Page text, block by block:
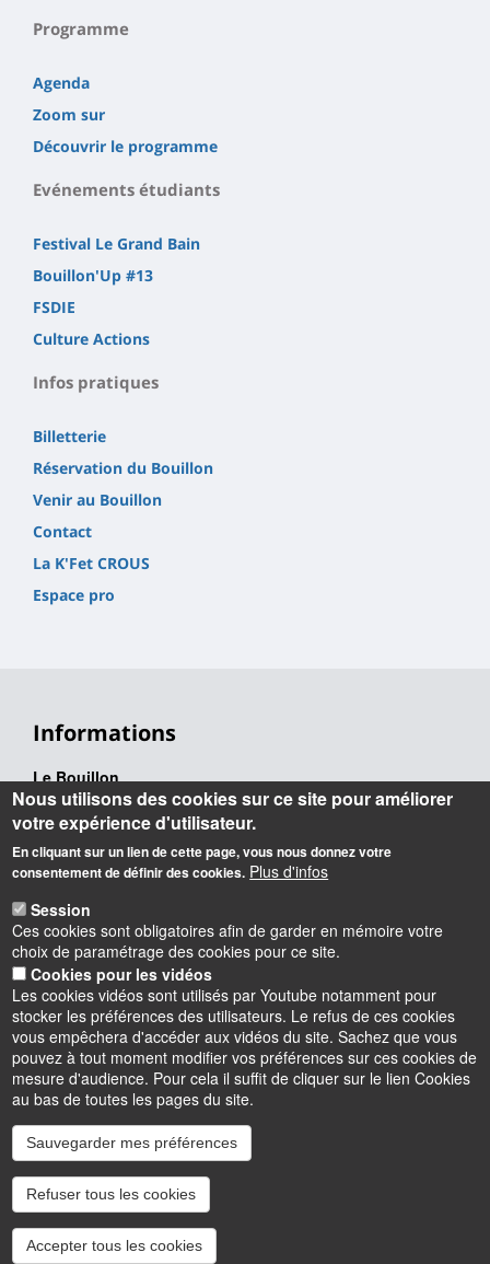
Programme
Agenda
Zoom sur
Découvrir le programme
Evénements étudiants
Festival Le Grand Bain
Bouillon'Up #13
FSDIE
Culture Actions
Infos pratiques
Billetterie
Réservation du Bouillon
Venir au Bouillon
Contact
La K'Fet CROUS
Espace pro
Informations
Le Bouillon
02 38 49 24 24
centre.culturel@univ-orleans.fr
Adresse administrative :
Rue de Tours
45067 Orléans Cedex 2
Adresse physique :
Campus d’Orléans - Orléans la Source
Parking : accès par la rue Léonard de Vinci puis rue de Saint
Amand
Station Tramway et Bus : Université - Parc Floral
InstagramLinkedInYoutube
Accessibilité : partiellement conforme
Cookies
Intranet
Nous utilisons des cookies sur ce site pour améliorer
votre expérience d'utilisateur.
En cliquant sur un lien de cette page, vous nous donnez votre
consentement de définir des cookies. Plus d'infos
Session
Ces cookies sont obligatoires afin de garder en mémoire votre
choix de paramétrage des cookies pour ce site.
Cookies pour les vidéos
Les cookies vidéos sont utilisés par Youtube notamment pour
stocker les préférences des utilisateurs. Le refus de ces cookies
vous empêchera d'accéder aux vidéos du site. Sachez que vous
pouvez à tout moment modifier vos préférences sur ces cookies de
mesure d'audience. Pour cela il suffit de cliquer sur le lien Cookies
au bas de toutes les pages du site.
Sauvegarder mes préférences
Refuser tous les cookies
Accepter tous les cookies